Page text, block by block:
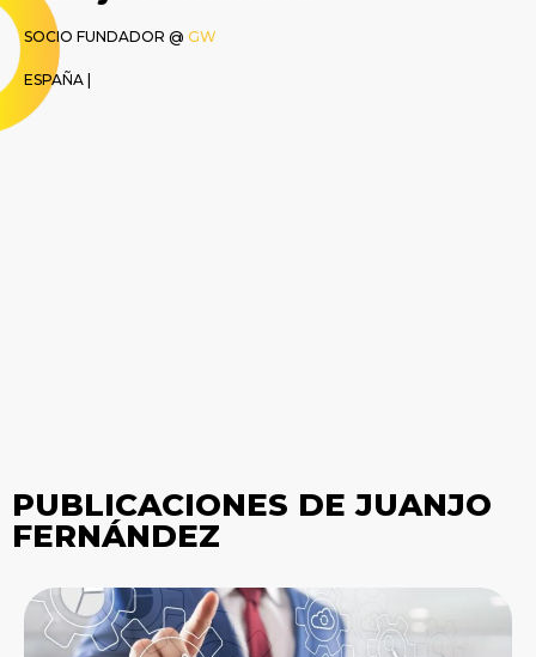
SOCIO FUNDADOR @ GW
ESPAÑA |
PUBLICACIONES DE JUANJO
FERNÁNDEZ